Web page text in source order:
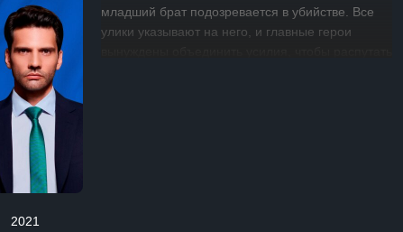
младший брат подозревается в убийстве. Все
улики указывают на него, и главные герои
2021